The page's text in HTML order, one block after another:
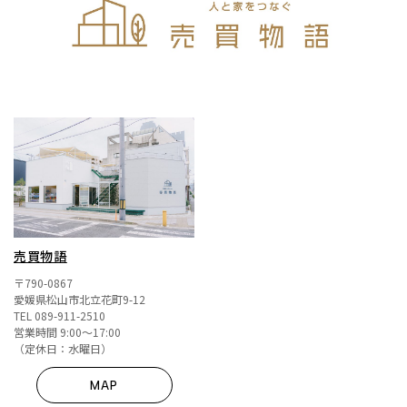
売買物語
〒790-0867
愛媛県松山市北立花町9-12
TEL 089-911-2510
営業時間 9:00～17:00
（定休日：水曜日）
MAP